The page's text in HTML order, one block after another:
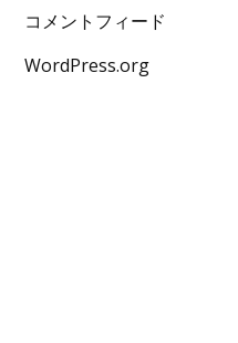
コメントフィード
WordPress.org